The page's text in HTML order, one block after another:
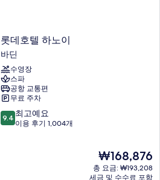
롯
데
호
텔
하
노
이
바
딘
롯데호텔 하노이
바딘
수영장
스파
공항 교통편
무료 주차
10
점
9.4 최고예요
이용 후기 1,004개
현
재
요
₩168,876
총 요금: ₩193,208
세금 및 수수료 포함